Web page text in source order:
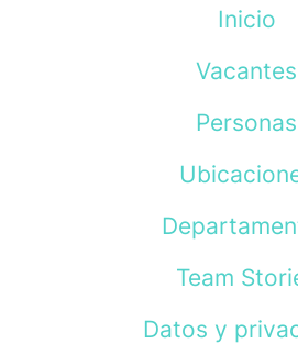
Inicio
Vacantes
Personas
Team
Datos y